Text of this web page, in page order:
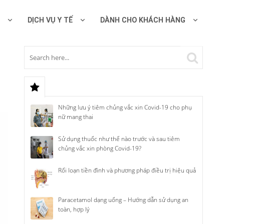
DỊCH VỤ Y TẾ DÀNH CHO KHÁCH HÀNG
Những lưu ý tiêm chủng vắc xin Covid-19 cho phụ
nữ mang thai
Sử dụng thuốc như thế nào trước và sau tiêm
chủng vắc xin phòng Covid-19?
Rối loạn tiền đình và phương pháp điều trị hiệu quả
Paracetamol dạng uống – Hướng dẫn sử dụng an
toàn, hợp lý